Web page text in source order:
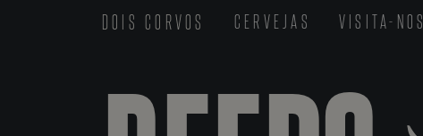
DOIS CORVOS CERVEJAS VISITA-NOS